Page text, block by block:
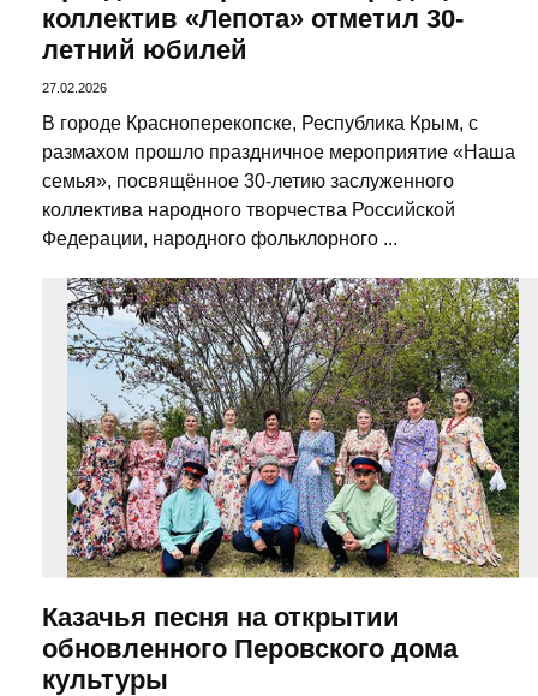
коллектив «Лепота» отметил 30-
летний юбилей
27.02.2026
В городе Красноперекопске, Республика Крым, с
размахом прошло праздничное мероприятие «Наша
семья», посвящённое 30-летию заслуженного
коллектива народного творчества Российской
Федерации, народного фольклорного ...
Казачья песня на открытии
обновленного Перовского дома
культуры